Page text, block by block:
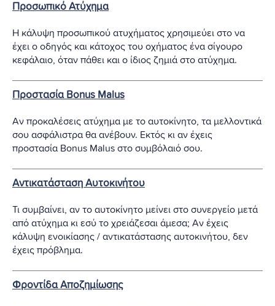
Προσωπικό Ατύχημα
Η κάλυψη προσωπικού ατυχήματος χρησιμεύει στο να
έχει ο οδηγός και κάτοχος του οχήματος ένα σίγουρο
κεφάλαιο, όταν πάθει και ο ίδιος ζημιά στο ατύχημα.
Προστασία Bonus Malus
Αν προκαλέσεις ατύχημα με το αυτοκίνητο, τα μελλοντικά
σου ασφάλιστρα θα ανέβουν. Εκτός κι αν έχεις
προστασία Bonus Malus στο συμβόλαιό σου.
Αντικατάσταση Αυτοκινήτου
Τι συμβαίνει, αν το αυτοκίνητο μείνει στο συνεργείο μετά
από ατύχημα κι εσύ το χρειάζεσαι άμεσα; Αν έχεις
κάλυψη ενοικίασης / αντικατάστασης αυτοκινήτου, δεν
έχεις πρόβλημα.
Φροντίδα Αποζημίωσης